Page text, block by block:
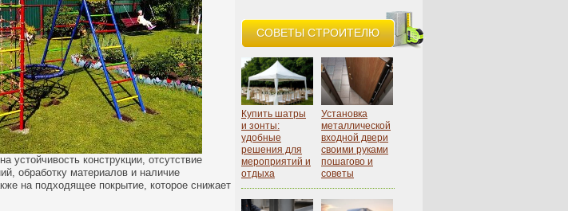
СОВЕТЫ СТРОИТЕЛЮ
Купить шатры
и зонты:
удобные
решения для
мероприятий и
отдыха
Установка
металлической
входной двери
своими руками
пошагово и
советы
устойчивость конструкции, отсутствие
обработку материалов и наличие
на подходящее покрытие, которое снижает